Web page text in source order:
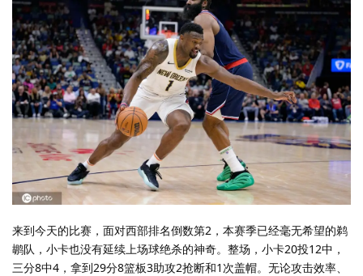
来到今天的比赛，面对西部排名倒数第2，本赛季已经毫无希望的鹈
鹕队，小卡也没有延续上场球绝杀的神奇。整场，小卡20投12中，
三分8中4，拿到29分8篮板3助攻2抢断和1次盖帽。无论攻击效率、